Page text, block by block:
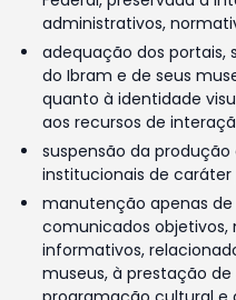
administrativos,
adequação dos portais,
do Ibram e de seus
quanto à identidade
aos recursos de
suspensão da
institucionais de
manutenção apenas de
comunicados objetivos,
informativos,
museus, à prestação de